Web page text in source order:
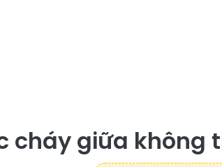
cháy giữa không